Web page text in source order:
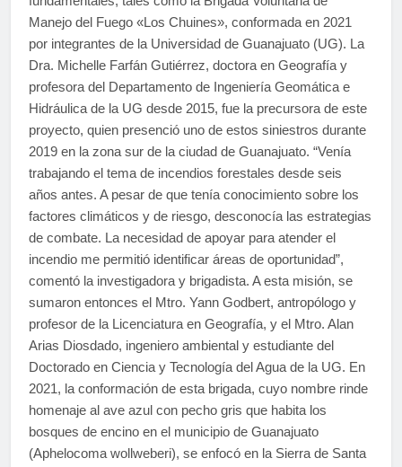
Manejo del Fuego «Los Chuines», conformada en 2021
por integrantes de la Universidad de Guanajuato (UG). La
Dra. Michelle Farfán Gutiérrez, doctora en Geografía y
profesora del Departamento de Ingeniería Geomática e
Hidráulica de la UG desde 2015, fue la precursora de este
proyecto, quien presenció uno de estos siniestros durante
2019 en la zona sur de la ciudad de Guanajuato. “Venía
trabajando el tema de incendios forestales desde seis
años antes. A pesar de que tenía conocimiento sobre los
factores climáticos y de riesgo, desconocía las estrategias
de combate. La necesidad de apoyar para atender el
incendio me permitió identificar áreas de oportunidad”,
comentó la investigadora y brigadista. A esta misión, se
sumaron entonces el Mtro. Yann Godbert, antropólogo y
profesor de la Licenciatura en Geografía, y el Mtro. Alan
Arias Diosdado, ingeniero ambiental y estudiante del
Doctorado en Ciencia y Tecnología del Agua de la UG. En
2021, la conformación de esta brigada, cuyo nombre rinde
homenaje al ave azul con pecho gris que habita los
bosques de encino en el municipio de Guanajuato
(Aphelocoma wollweberi), se enfocó en la Sierra de Santa